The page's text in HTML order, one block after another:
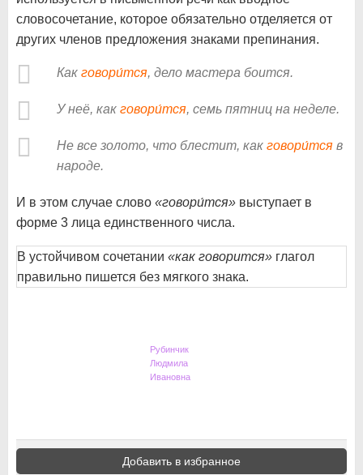
словосочетание, которое обязательно отделяется от
других членов предложения знаками препинания.
Как говори́тся, дело мастера боится.
У неё, как говори́тся, семь пятниц на неделе.
Не все золото, что блестит, как говори́тся в
народе.
И в этом случае слово «говори́тся» выступает в
форме 3 лица единственного числа.
В устойчивом сочетании «как говорится» глагол
правильно пишется без мягкого знака.
Рубинчик
Людмила
Ивановна
Добавить в избранное